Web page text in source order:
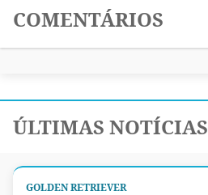
COMENTÁRIOS
ÚLTIMAS NOTÍCIAS
GOLDEN RETRIEVER